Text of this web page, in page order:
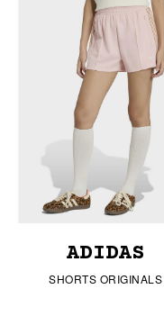
ADIDAS
SHORTS ORIGINALS